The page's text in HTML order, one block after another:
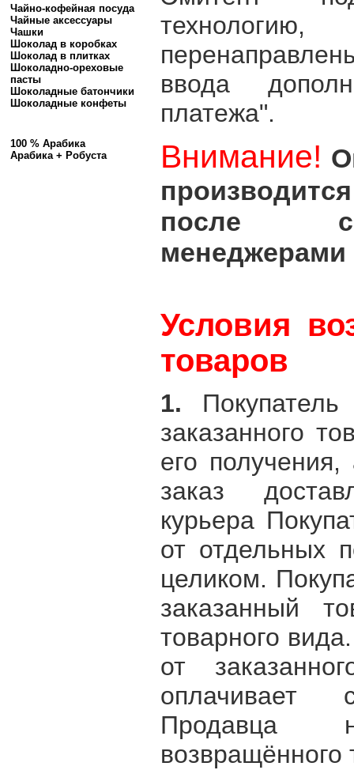
Чайно-кофейная посуда
Чайные аксессуары
Чашки
Шоколад в коробках
Шоколад в плитках
Шоколадно-ореховые
пасты
Шоколадные батончики
Шоколадные конфеты
100 % Арабика
Арабика + Робуста
ввода
платежа".
Внимание!
после
менеджерами
Условия
товаров
1.
заказанного
его
заказ
курьера
от отдельных
целиком.
заказанный
товарного
от
Продавца
возвращённого